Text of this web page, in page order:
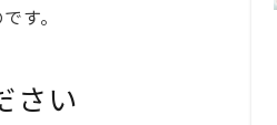
す。
さい